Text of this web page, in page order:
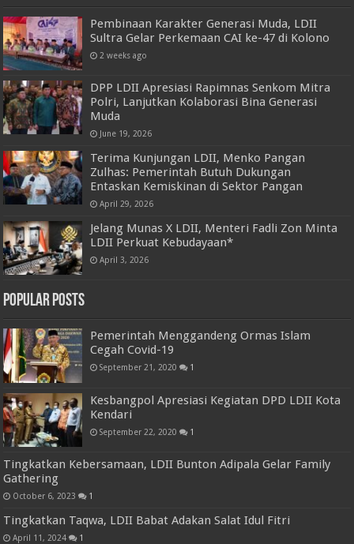
Pembinaan Karakter Generasi Muda, LDII
Sultra Gelar Perkemaan CAI ke-47 di Kolono
2 weeks ago
DPP LDII Apresiasi Rapimnas Senkom Mitra
Polri, Lanjutkan Kolaborasi Bina Generasi
Muda
June 19, 2026
Terima Kunjungan LDII, Menko Pangan
Zulhas: Pemerintah Butuh Dukungan
Entaskan Kemiskinan di Sektor Pangan
April 29, 2026
Jelang Munas X LDII, Menteri Fadli Zon Minta
LDII Perkuat Kebudayaan*
April 3, 2026
Popular Posts
Pemerintah Menggandeng Ormas Islam
Cegah Covid-19
September 21, 2020 1
Kesbangpol Apresiasi Kegiatan DPD LDII Kota
Kendari
September 22, 2020 1
Tingkatkan Kebersamaan, LDII Bunton Adipala Gelar Family
Gathering
October 6, 2023 1
Tingkatkan Taqwa, LDII Babat Adakan Salat Idul Fitri
April 11, 2024 1